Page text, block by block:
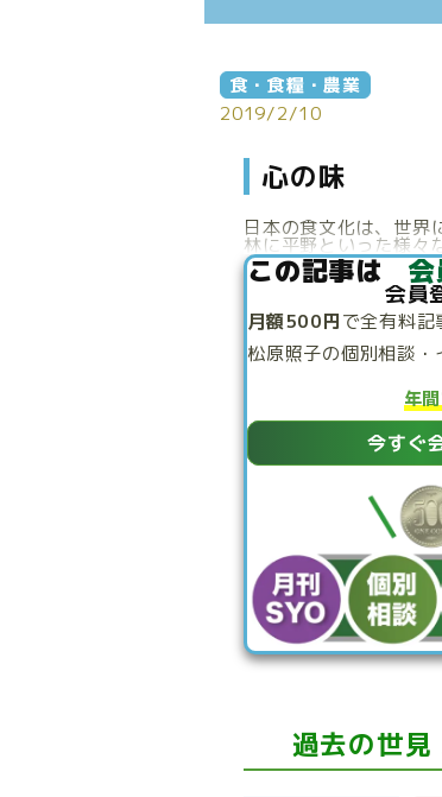
食・食糧・農業
2019/2/10
心の味
日本の食文化は、世界
林に平野といった様々
この記事は
会員
月額500円で全有料記
松原照子の個別相談・
年
今すぐ
過去の世見